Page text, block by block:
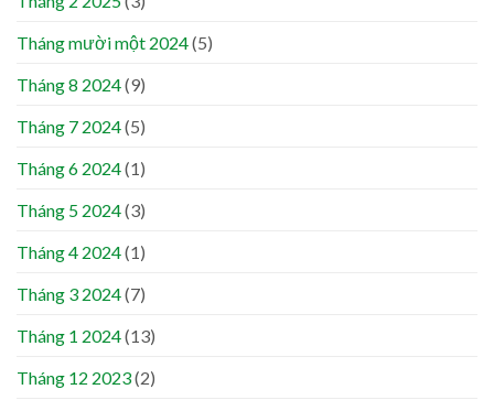
Tháng mười một 2024(5)
Tháng 8 2024(9)
Tháng 7 2024(5)
Tháng 6 2024(1)
Tháng 5 2024(3)
Tháng 4 2024(1)
Tháng 3 2024(7)
Tháng 1 2024(13)
Tháng 12 2023(2)